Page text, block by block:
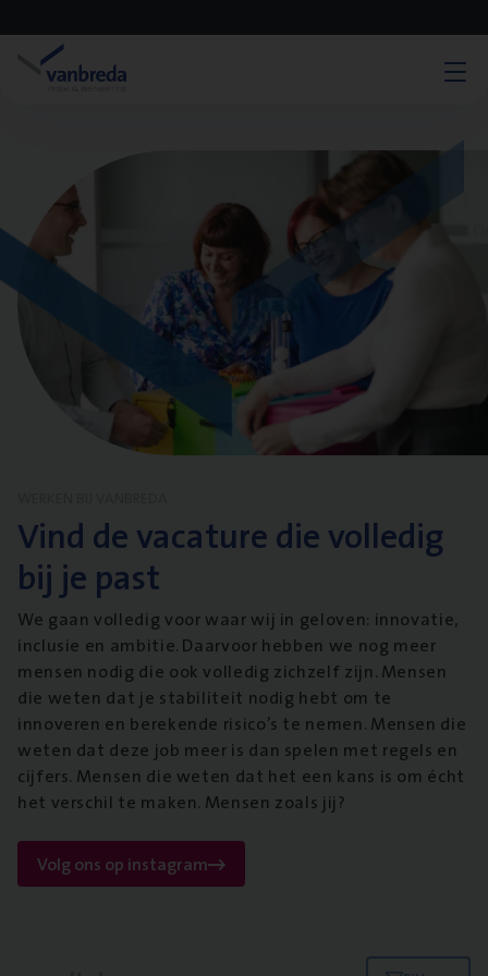
Vind de vacature die volledig
bij je past
We gaan volledig voor waar wij in geloven: innovatie,
inclusie en ambitie. Daarvoor hebben we nog meer
mensen nodig die ook volledig zichzelf zijn. Mensen
die weten dat je stabiliteit nodig hebt om te
innoveren en berekende risico’s te nemen. Mensen die
weten dat deze job meer is dan spelen met regels en
cijfers. Mensen die weten dat het een kans is om écht
het verschil te maken. Mensen zoals jij?
Volg ons op instagram